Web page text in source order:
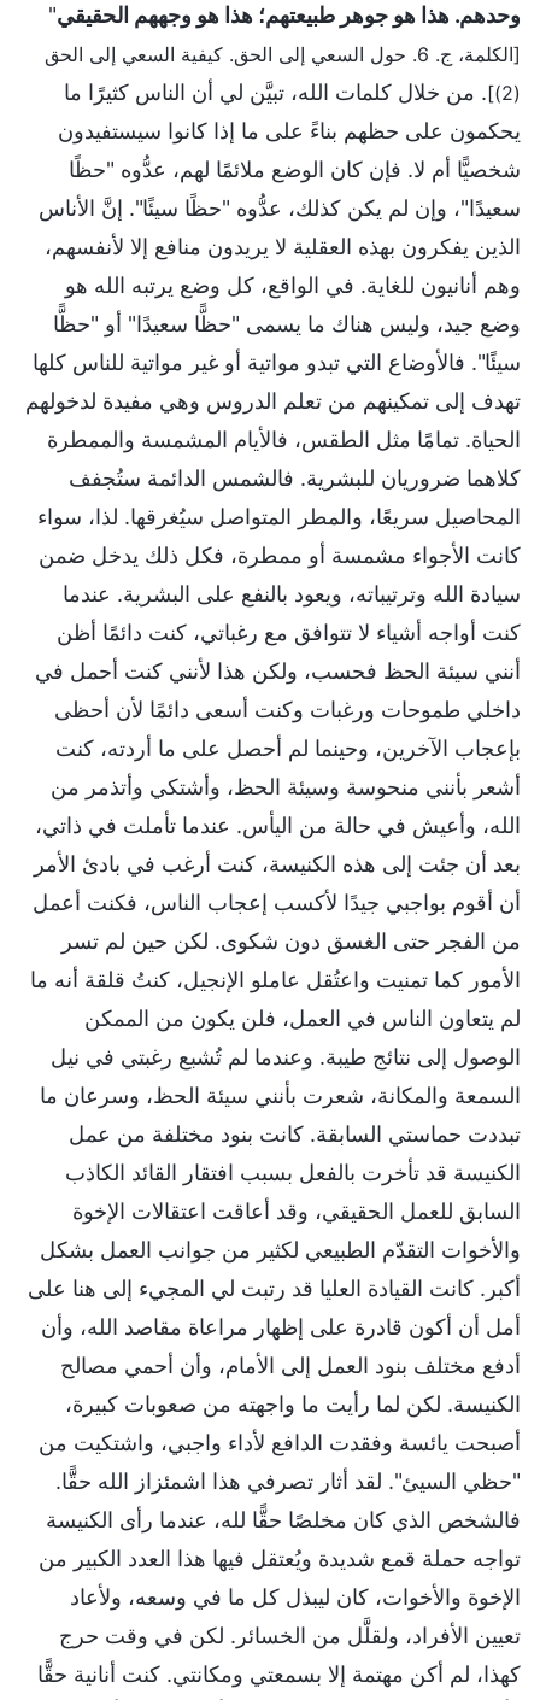
وحدهم. هذا هو جوهر طبيعتهم؛ هذا هو وجههم الحقيقي"
[الكلمة، ج. 6. حول السعي إلى الحق. كيفية السعي إلى الحق
(2)]
. من خلال كلمات الله، تبيَّن لي أن الناس كثيرًا ما
يحكمون على حظهم بناءً على ما إذا كانوا سيستفيدون
شخصيًّا أم لا. فإن كان الوضع ملائمًا لهم، عدُّوه "حظًا
سعيدًا"، وإن لم يكن كذلك، عدُّوه "حظًا سيئًا". إنَّ الأناس
الذين يفكرون بهذه العقلية لا يريدون منافع إلا لأنفسهم،
وهم أنانيون للغاية. في الواقع، كل وضع يرتبه الله هو
وضع جيد، وليس هناك ما يسمى "حظًّا سعيدًا" أو "حظًّا
سيئًا". فالأوضاع التي تبدو مواتية أو غير مواتية للناس كلها
تهدف إلى تمكينهم من تعلم الدروس وهي مفيدة لدخولهم
الحياة. تمامًا مثل الطقس، فالأيام المشمسة والممطرة
كلاهما ضروريان للبشرية. فالشمس الدائمة ستُجفف
المحاصيل سريعًا، والمطر المتواصل سيُغرقها. لذا، سواء
كانت الأجواء مشمسة أو ممطرة، فكل ذلك يدخل ضمن
سيادة الله وترتيباته، ويعود بالنفع على البشرية. عندما
كنت أواجه أشياء لا تتوافق مع رغباتي، كنت دائمًا أظن
أنني سيئة الحظ فحسب، ولكن هذا لأنني كنت أحمل في
داخلي طموحات ورغبات وكنت أسعى دائمًا لأن أحظى
بإعجاب الآخرين، وحينما لم أحصل على ما أردته، كنت
أشعر بأنني منحوسة وسيئة الحظ، وأشتكي وأتذمر من
الله، وأعيش في حالة من اليأس. عندما تأملت في ذاتي،
بعد أن جئت إلى هذه الكنيسة، كنت أرغب في بادئ الأمر
أن أقوم بواجبي جيدًا لأكسب إعجاب الناس، فكنت أعمل
من الفجر حتى الغسق دون شكوى. لكن حين لم تسر
الأمور كما تمنيت واعتُقل عاملو الإنجيل، كنتُ قلقة أنه ما
لم يتعاون الناس في العمل، فلن يكون من الممكن
الوصول إلى نتائج طيبة. وعندما لم تُشبع رغبتي في نيل
السمعة والمكانة، شعرت بأنني سيئة الحظ، وسرعان ما
تبددت حماستي السابقة. كانت بنود مختلفة من عمل
الكنيسة قد تأخرت بالفعل بسبب افتقار القائد الكاذب
السابق للعمل الحقيقي، وقد أعاقت اعتقالات الإخوة
والأخوات التقدّم الطبيعي لكثير من جوانب العمل بشكل
أكبر. كانت القيادة العليا قد رتبت لي المجيء إلى هنا على
أمل أن أكون قادرة على إظهار مراعاة مقاصد الله، وأن
أدفع مختلف بنود العمل إلى الأمام، وأن أحمي مصالح
الكنيسة. لكن لما رأيت ما واجهته من صعوبات كبيرة،
أصبحت يائسة وفقدت الدافع لأداء واجبي، واشتكيت من
"حظي السيئ". لقد أثار تصرفي هذا اشمئزاز الله حقًّا.
فالشخص الذي كان مخلصًا حقًّا لله، عندما رأى الكنيسة
تواجه حملة قمع شديدة ويُعتقل فيها هذا العدد الكبير من
الإخوة والأخوات، كان ليبذل كل ما في وسعه، ولأعاد
تعيين الأفراد، ولقلَّل من الخسائر. لكن في وقت حرج
كهذا، لم أكن مهتمة إلا بسمعتي ومكانتي. كنت أنانية حقًّا